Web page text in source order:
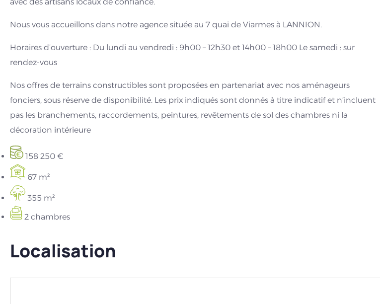
Nous vous accueillons dans notre agence située au 7 quai de Viarmes à LANNION.
Horaires d’ouverture : Du lundi au vendredi : 9h00 – 12h30 et 14h00 – 18h00 Le samedi : sur
rendez-vous
Nos offres de terrains constructibles sont proposées en partenariat avec nos aménageurs
fonciers, sous réserve de disponibilité. Les prix indiqués sont donnés à titre indicatif et n’incluent
pas les branchements, raccordements, peintures, revêtements de sol des chambres ni la
décoration intérieure
158 250 €
67 m²
355 m²
2 chambres
Localisation